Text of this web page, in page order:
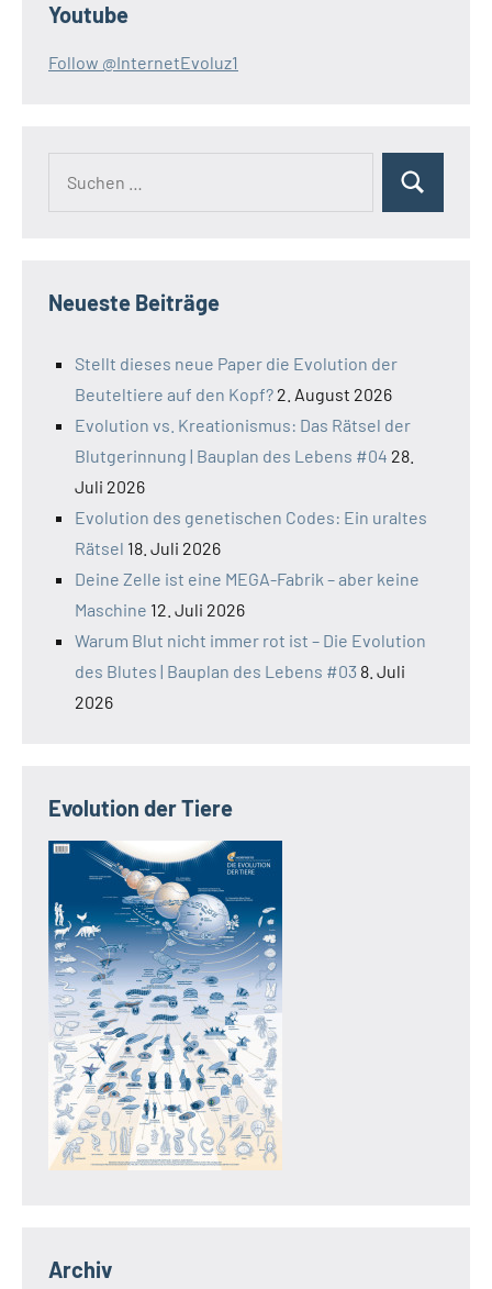
Youtube
Follow @InternetEvoluz1
Suchen
Neueste Beiträge
Stellt dieses neue Paper die Evolution der
Beuteltiere auf den Kopf? 2. August 2026
Evolution vs. Kreationismus: Das Rätsel der
Blutgerinnung | Bauplan des Lebens #04 28.
Juli 2026
Evolution des genetischen Codes: Ein uraltes
Rätsel 18. Juli 2026
Deine Zelle ist eine MEGA-Fabrik – aber keine
Maschine 12. Juli 2026
Warum Blut nicht immer rot ist – Die Evolution
des Blutes | Bauplan des Lebens #03 8. Juli
2026
Evolution der Tiere
Archiv